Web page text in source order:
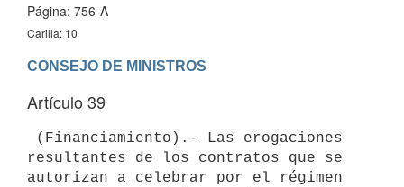
Página: 756-A
Carilla: 10
CONSEJO DE MINISTROS
Artículo 39
resultantes de los contratos que se
autorizan a celebrar por el régimen